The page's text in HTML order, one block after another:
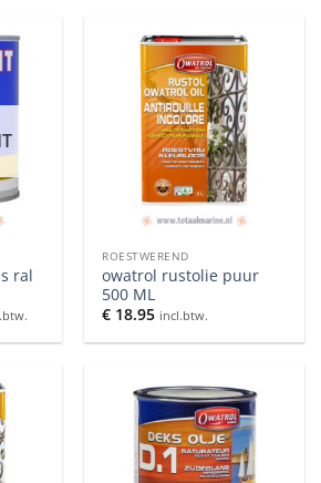
ral
ROESTWEREND
owatrol rustolie puur
500 ML
€ 18.95 incl.btw.